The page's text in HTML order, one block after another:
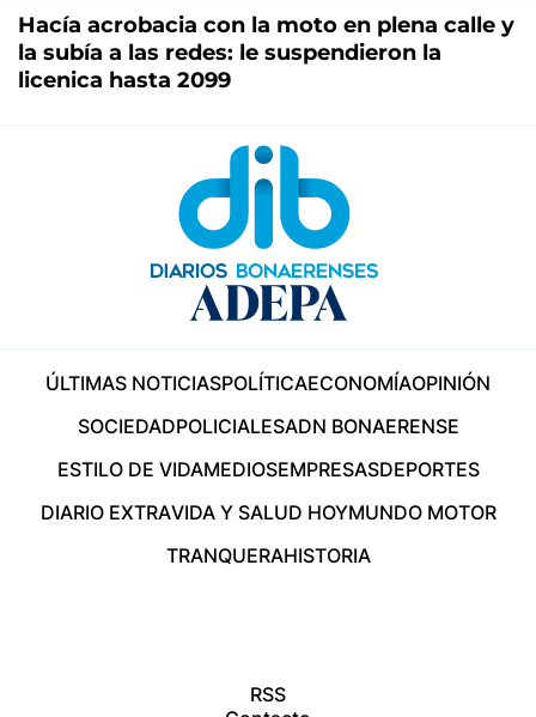
Hacía acrobacia con la moto en plena calle y
la subía a las redes: le suspendieron la
licenica hasta 2099
ÚLTIMAS NOTICIASPOLÍTICAECONOMÍAOPINIÓN
SOCIEDADPOLICIALESADN BONAERENSE
ESTILO DE VIDAMEDIOSEMPRESASDEPORTES
DIARIO EXTRAVIDA Y SALUD HOYMUNDO MOTOR
TRANQUERAHISTORIA
RSS